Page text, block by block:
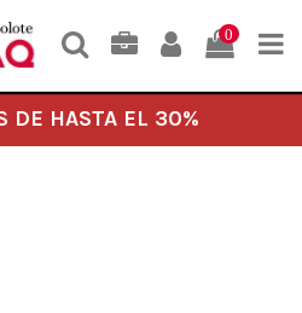
0
DE HASTA EL 30%